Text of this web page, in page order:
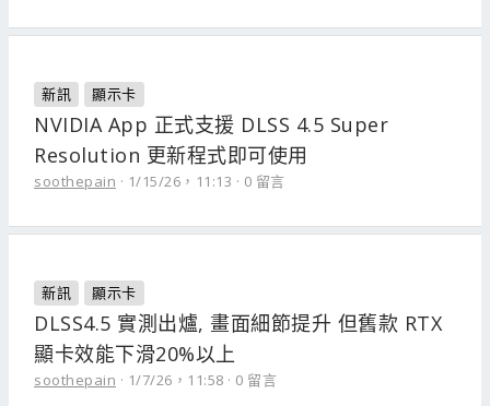
新訊 顯示卡
NVIDIA App 正式支援 DLSS 4.5 Super
Resolution 更新程式即可使用
soothepain 1/15/26，11:13 0 留言
新訊 顯示卡
DLSS4.5 實測出爐, 畫面細節提升 但舊款 RTX
顯卡效能下滑20%以上
soothepain 1/7/26，11:58 0 留言